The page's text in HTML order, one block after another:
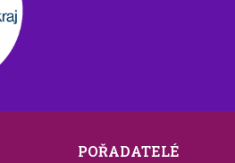
POŘADATELÉ